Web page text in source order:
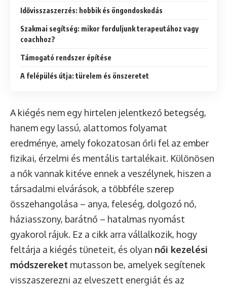
Idővisszaszerzés: hobbik és öngondoskodás
Szakmai segítség: mikor forduljunk terapeutához vagy
coachhoz?
Támogató rendszer építése
A felépülés útja: türelem és önszeretet
A kiégés nem egy hirtelen jelentkező betegség,
hanem egy lassú, alattomos folyamat
eredménye, amely fokozatosan őrli fel az ember
fizikai, érzelmi és mentális tartalékait. Különösen
a nők vannak kitéve ennek a veszélynek, hiszen a
társadalmi elvárások, a többféle szerep
összehangolása – anya, feleség, dolgozó nő,
háziasszony, barátnő – hatalmas nyomást
gyakorol rájuk. Ez a cikk arra vállalkozik, hogy
feltárja a kiégés tüneteit, és olyan női kezelési
módszereket mutasson be, amelyek segítenek
visszaszerezni az elveszett energiát és az